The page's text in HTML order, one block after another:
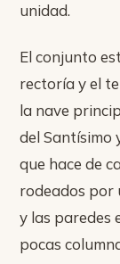
unidad.
El conjunto
rectoría y el
la nave
del Santísimo
que hace de
rodeados por
y las paredes
pocas